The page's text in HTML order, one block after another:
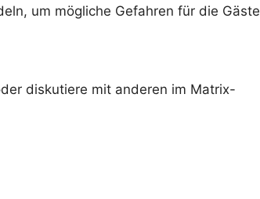
um mögliche Gefahren für die Gäste
diskutiere mit anderen im Matrix-